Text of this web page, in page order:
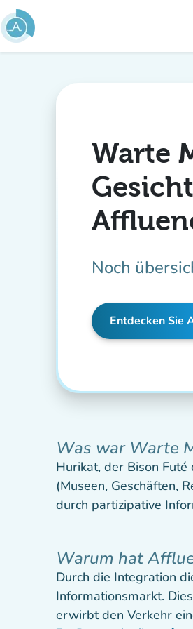
Gehe zum Hauptinhalt
Warte
Noch
Entdecken Sie
Was war Warte
Hurikat, der Bison
(Museen, Geschäften,
durch partizipative
Warum hat
Durch die Integration
Informationsmarkt.
erwirbt den Verkehr